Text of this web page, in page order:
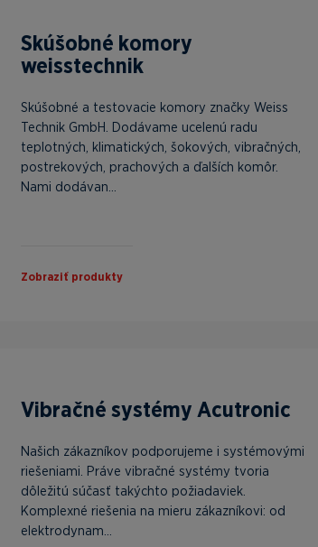
Skúšobné komory
weisstechnik
Skúšobné a testovacie komory značky Weiss
Technik GmbH. Dodávame ucelenú radu
teplotných, klimatických, šokových, vibračných,
postrekových, prachových a ďalších komôr.
Nami dodávan...
Zobraziť produkty
Vibračné systémy Acutronic
Našich zákazníkov podporujeme i systémovými
riešeniami. Práve vibračné systémy tvoria
dôležitú súčasť takýchto požiadaviek.
Komplexné riešenia na mieru zákazníkovi: od
elektrodynam...